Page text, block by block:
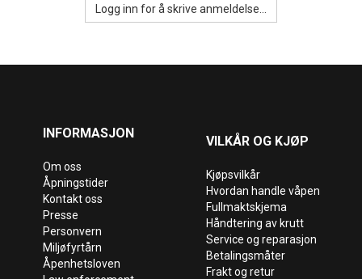
Logg inn for å skrive anmeldelse...
INFORMASJON
Om oss
Åpningstider
Kontakt oss
Presse
Personvern
Miljøfyrtårn
Åpenhetsloven
VILKÅR OG KJØP
Kjøpsvilkår
Hvordan handle våpen
Fullmaktskjema
Håndtering av krutt
Service og reparasjon
Betalingsmåter
Frakt og retur